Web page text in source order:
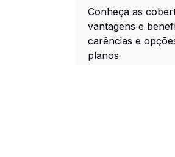
Conheça as
vantagens e
carências e
planos